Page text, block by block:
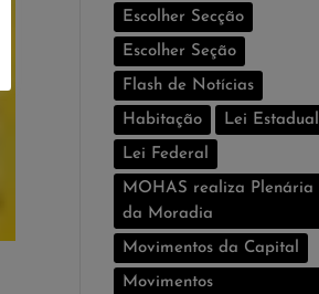
Escolher Secção
Escolher Seção
Flash de Notí­cias
Habitação Lei Estadual
Lei Federal
MOHAS realiza Plenária
da Moradia
Movimentos da Capital
Movimentos